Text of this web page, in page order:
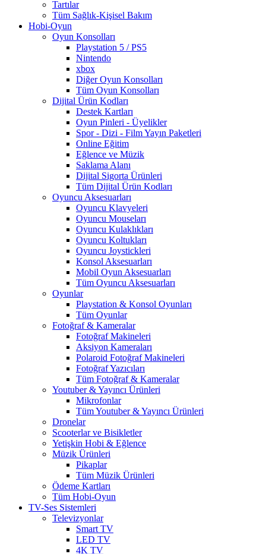
Tartılar
Tüm Sağlık-Kişisel Bakım
Hobi-Oyun
Oyun Konsolları
Playstation 5 / PS5
Nintendo
xbox
Diğer Oyun Konsolları
Tüm Oyun Konsolları
Dijital Ürün Kodları
Destek Kartları
Oyun Pinleri - Üyelikler
Spor - Dizi - Film Yayın Paketleri
Online Eğitim
Eğlence ve Müzik
Saklama Alanı
Dijital Sigorta Ürünleri
Tüm Dijital Ürün Kodları
Oyuncu Aksesuarları
Oyuncu Klavyeleri
Oyuncu Mouseları
Oyuncu Kulaklıkları
Oyuncu Koltukları
Oyuncu Joystickleri
Konsol Aksesuarları
Mobil Oyun Aksesuarları
Tüm Oyuncu Aksesuarları
Oyunlar
Playstation & Konsol Oyunları
Tüm Oyunlar
Fotoğraf & Kameralar
Fotoğraf Makineleri
Aksiyon Kameraları
Polaroid Fotoğraf Makineleri
Fotoğraf Yazıcıları
Tüm Fotoğraf & Kameralar
Youtuber & Yayıncı Ürünleri
Mikrofonlar
Tüm Youtuber & Yayıncı Ürünleri
Dronelar
Scooterlar ve Bisikletler
Yetişkin Hobi & Eğlence
Müzik Ürünleri
Pikaplar
Tüm Müzik Ürünleri
Ödeme Kartları
Tüm Hobi-Oyun
TV-Ses Sistemleri
Televizyonlar
Smart TV
LED TV
4K TV